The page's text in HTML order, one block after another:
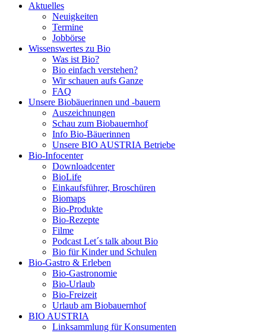
Aktuelles
Neuigkeiten
Termine
Jobbörse
Wissenswertes zu Bio
Was ist Bio?
Bio einfach verstehen?
Wir schauen aufs Ganze
FAQ
Unsere Biobäuerinnen und -bauern
Auszeichnungen
Schau zum Biobauernhof
Info Bio-Bäuerinnen
Unsere BIO AUSTRIA Betriebe
Bio-Infocenter
Downloadcenter
BioLife
Einkaufsführer, Broschüren
Biomaps
Bio-Produkte
Bio-Rezepte
Filme
Podcast Let´s talk about Bio
Bio für Kinder und Schulen
Bio-Gastro & Erleben
Bio-Gastronomie
Bio-Urlaub
Bio-Freizeit
Urlaub am Biobauernhof
BIO AUSTRIA
Linksammlung für Konsumenten